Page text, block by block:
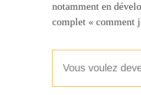
notamment en
complet « comment
Vous voulez